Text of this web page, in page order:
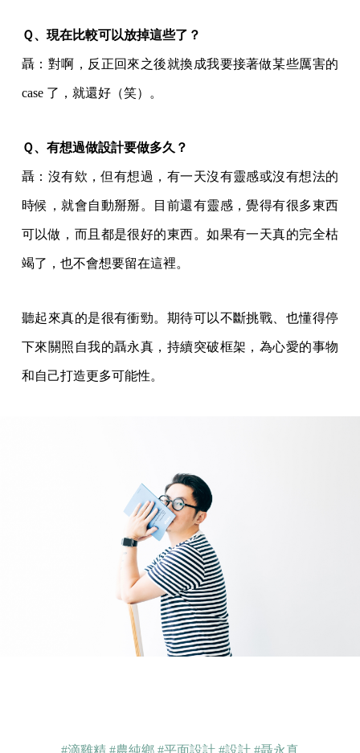
Ｑ、現在比較可以放掉這些了？
聶：對啊，反正回來之後就換成我要接著做某些厲害的
case 了，就還好（笑）。
Ｑ、有想過做設計要做多久？
聶：沒有欸，但有想過，有一天沒有靈感或沒有想法的
時候，就會自動掰掰。目前還有靈感，覺得有很多東西
可以做，而且都是很好的東西。如果有一天真的完全枯
竭了，也不會想要留在這裡。
聽起來真的是很有衝勁。期待可以不斷挑戰、也懂得停
下來關照自我的聶永真，持續突破框架，為心愛的事物
和自己打造更多可能性。
#滴雞精 #農純鄉 #平面設計 #設計 #聶永真